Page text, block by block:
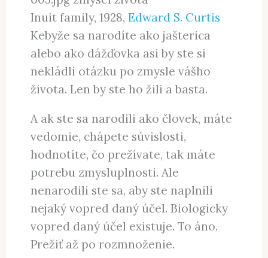
máte šťastie, že patríte k druhu
Homo
sapiens sapiens
Inuit family, 1928, Edward S. Curtis
Kebyže sa narodíte ako jašterica
alebo ako dážďovka asi by ste si
nekládli otázku po zmysle vášho
života. Len by ste ho žili a basta.
A ak ste sa narodili ako človek, máte
vedomie, chápete súvislosti,
hodnotíte, čo prežívate, tak máte
potrebu zmysluplnosti. Ale